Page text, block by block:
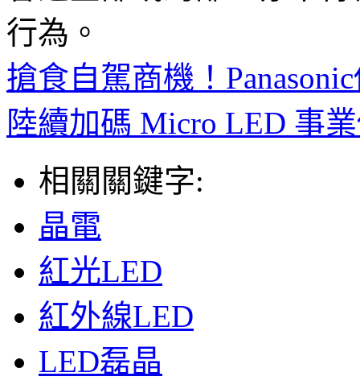
行為。
搶食自駕商機！
陸續加碼 Micro LED 事
相關關鍵字:
晶電
紅光LED
紅外線LED
LED磊晶